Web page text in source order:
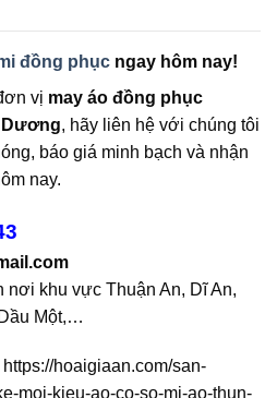
đồng phục ngay hôm nay!
vị may áo đồng phục
, hãy liên hệ với chúng tôi
báo giá minh bạch và nhận
nay.
nơi khu vực Thuận An, Dĩ An,
Một,…
hoaigiaan.com/san-
moi-kieu-ao-co-so-mi-ao-thun-